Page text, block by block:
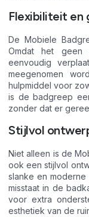
Flexibiliteit en
De Mobiele
Omdat het geen
eenvoudig
meegenomen
hulpmiddel voor
is de badgreep
zonder dat er
Stijlvol
Niet alleen is de
ook een stijlvol
slanke en
misstaat in de
voor extra
esthetiek van de